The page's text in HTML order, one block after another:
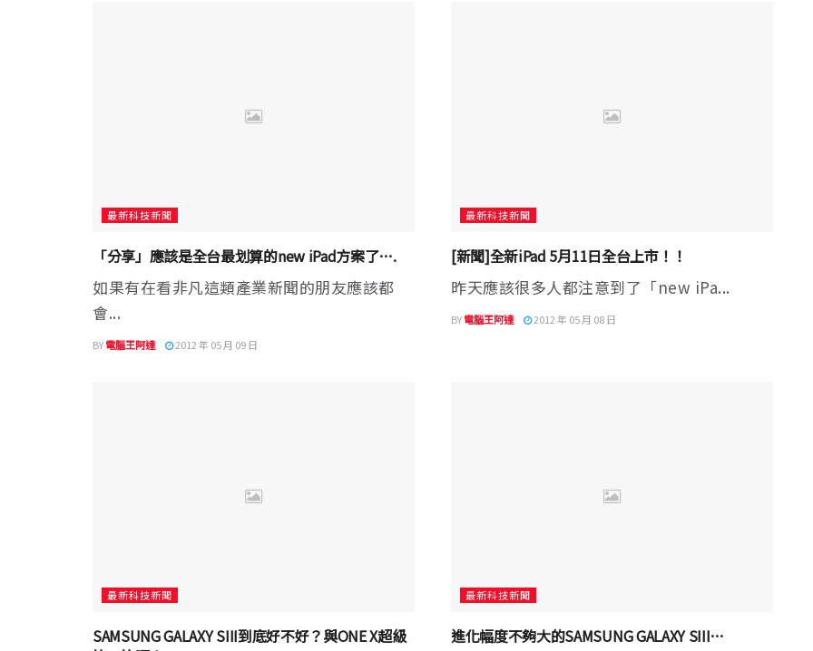
最新科技新聞
「分享」應該是全台最划算的new iPad方案了….
如果有在看非凡這類產業新聞的朋友應該都
會...
BY電腦王阿達 2012 年 05 月 09 日
最新科技新聞
[新聞]全新iPad 5月11日全台上市！！
昨天應該很多人都注意到了「new iPa...
BY電腦王阿達 2012 年 05 月 08 日
最新科技新聞
SAMSUNG GALAXY SIII到底好不好？與ONE X超級
最新科技新聞
進化幅度不夠大的SAMSUNG GALAXY SIII…